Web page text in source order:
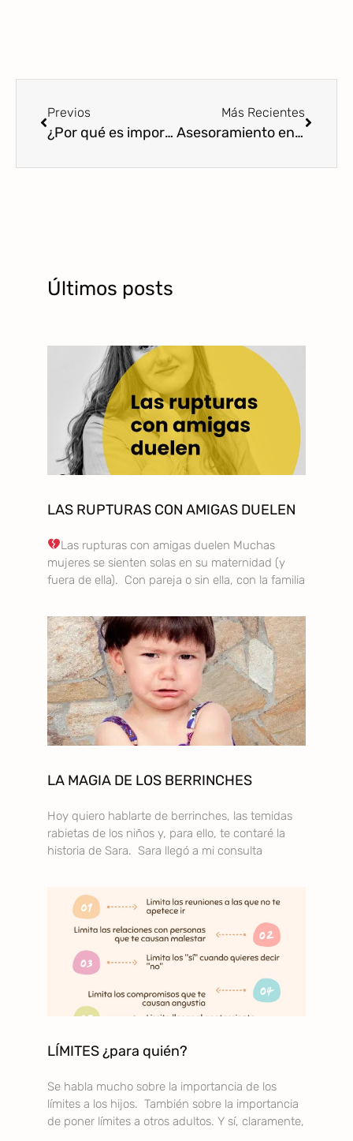
Previos
¿Por qué es importante el acompañamiento profesional a las madres?
Más Recientes
Asesoramiento en maternidad, profesionalización y cobro de servicios
Últimos posts
LAS RUPTURAS CON AMIGAS DUELEN
Las rupturas con amigas duelen Muchas
mujeres se sienten solas en su maternidad (y
fuera de ella). Con pareja o sin ella, con la familia
LA MAGIA DE LOS BERRINCHES
Hoy quiero hablarte de berrinches, las temidas
rabietas de los niños y, para ello, te contaré la
historia de Sara. Sara llegó a mi consulta
LÍMITES ¿para quién?
Se habla mucho sobre la importancia de los
límites a los hijos. También sobre la importancia
de poner límites a otros adultos. Y sí, claramente,